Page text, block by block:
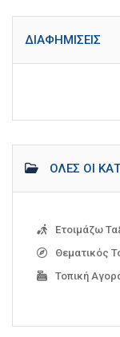
ΔΙΑΦΗΜΊΣΕΙΣ
ΌΛΕΣ ΟΙ
Ετοιμάζω
Θεματικός
Τοπική